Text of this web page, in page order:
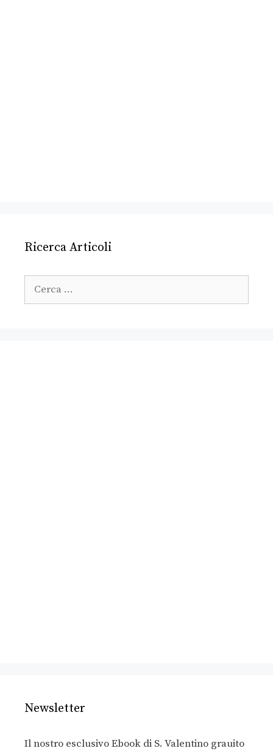
Ricerca Articoli
Newsletter
Il nostro esclusivo Ebook di S. Valentino grauito